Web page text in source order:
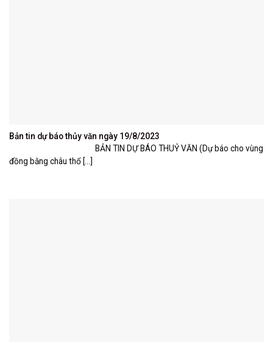
Bản tin dự báo thủy văn ngày 19/8/2023
BẢN TIN DỰ BÁO THUỶ VĂN (Dự báo cho vùng
đồng bằng châu thổ [...]